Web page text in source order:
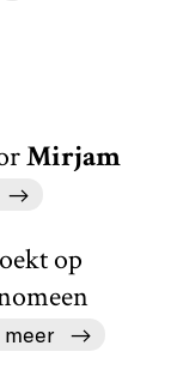
Mirjam
op
meer